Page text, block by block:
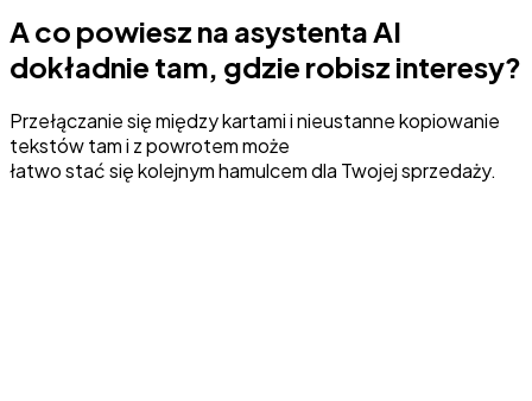
A co powiesz na asystenta AI
dokładnie tam, gdzie robisz interesy?
Przełączanie się między kartami i nieustanne kopiowanie
tekstów tam i z powrotem może
łatwo stać się kolejnym hamulcem dla Twojej sprzedaży.